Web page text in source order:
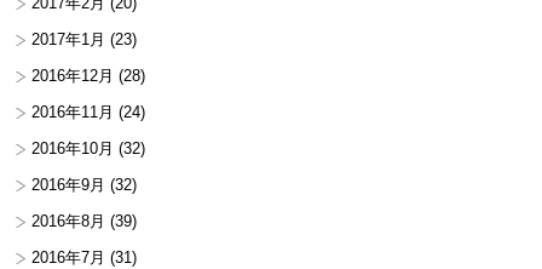
2017年1月 (23)
2016年12月 (28)
2016年11月 (24)
2016年10月 (32)
2016年9月 (32)
2016年8月 (39)
2016年7月 (31)